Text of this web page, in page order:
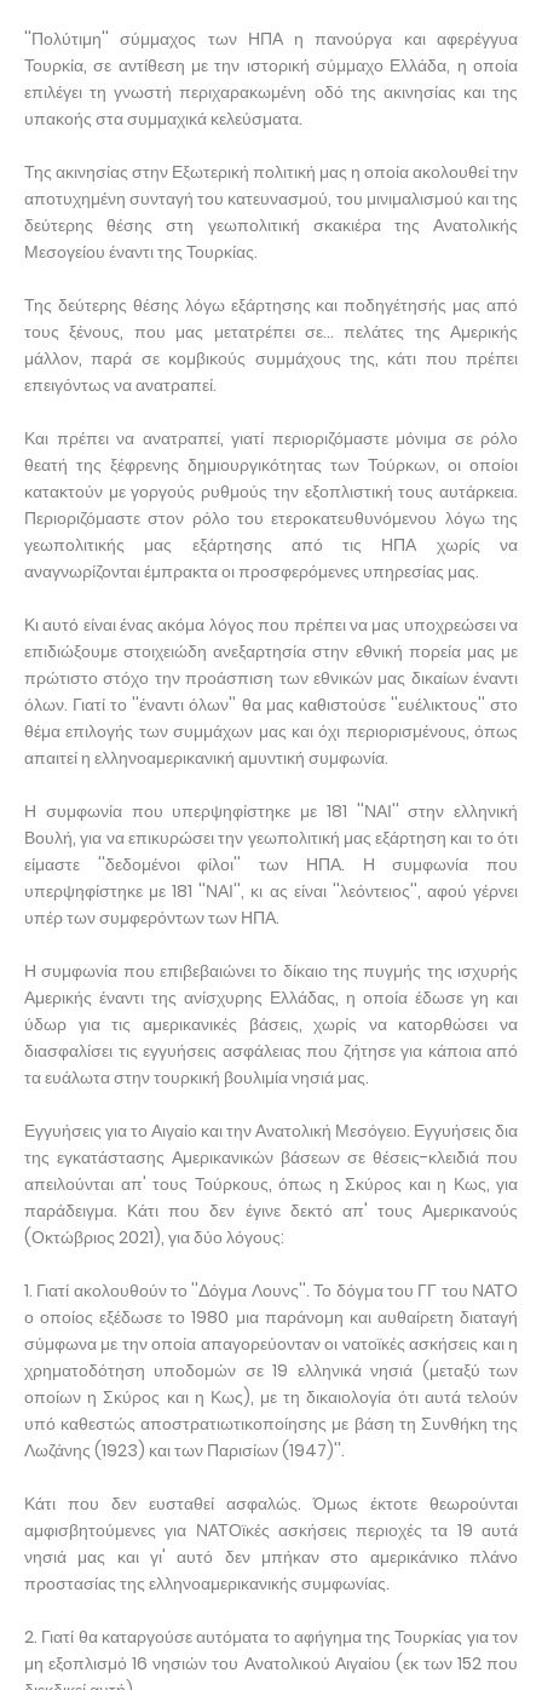
''Πολύτιμη'' σύμμαχος των ΗΠΑ η πανούργα και αφερέγγυα
Τουρκία, σε αντίθεση με την ιστορική σύμμαχο Ελλάδα, η οποία
επιλέγει τη γνωστή περιχαρακωμένη οδό της ακινησίας και της
υπακοής στα συμμαχικά κελεύσματα.
Της ακινησίας στην Εξωτερική πολιτική μας η οποία ακολουθεί την
αποτυχημένη συνταγή του κατευνασμού, του μινιμαλισμού και της
δεύτερης θέσης στη γεωπολιτική σκακιέρα της Ανατολικής
Μεσογείου έναντι της Τουρκίας.
Της δεύτερης θέσης λόγω εξάρτησης και ποδηγέτησής μας από
τους ξένους, που μας μετατρέπει σε... πελάτες της Αμερικής
μάλλον, παρά σε κομβικούς συμμάχους της, κάτι που πρέπει
επειγόντως να ανατραπεί.
Και πρέπει να ανατραπεί, γιατί περιοριζόμαστε μόνιμα σε ρόλο
θεατή της ξέφρενης δημιουργικότητας των Τούρκων, οι οποίοι
κατακτούν με γοργούς ρυθμούς την εξοπλιστική τους αυτάρκεια.
Περιοριζόμαστε στον ρόλο του ετεροκατευθυνόμενου λόγω της
γεωπολιτικής μας εξάρτησης από τις ΗΠΑ χωρίς να
αναγνωρίζονται έμπρακτα οι προσφερόμενες υπηρεσίας μας.
Κι αυτό είναι ένας ακόμα λόγος που πρέπει να μας υποχρεώσει να
επιδιώξουμε στοιχειώδη ανεξαρτησία στην εθνική πορεία μας με
πρώτιστο στόχο την προάσπιση των εθνικών μας δικαίων έναντι
όλων. Γιατί το ''έναντι όλων'' θα μας καθιστούσε ''ευέλικτους'' στο
θέμα επιλογής των συμμάχων μας και όχι περιορισμένους, όπως
απαιτεί η ελληνοαμερικανική αμυντική συμφωνία.
Η συμφωνία που υπερψηφίστηκε με 181 ''ΝΑΙ'' στην ελληνική
Βουλή, για να επικυρώσει την γεωπολιτική μας εξάρτηση και το ότι
είμαστε ''δεδομένοι φίλοι'' των ΗΠΑ. Η συμφωνία που
υπερψηφίστηκε με 181 ''ΝΑΙ'', κι ας είναι ''λεόντειος'', αφού γέρνει
υπέρ των συμφερόντων των ΗΠΑ.
Η συμφωνία που επιβεβαιώνει το δίκαιο της πυγμής της ισχυρής
Αμερικής έναντι της ανίσχυρης Ελλάδας, η οποία έδωσε γη και
ύδωρ για τις αμερικανικές βάσεις, χωρίς να κατορθώσει να
διασφαλίσει τις εγγυήσεις ασφάλειας που ζήτησε για κάποια από
τα ευάλωτα στην τουρκική βουλιμία νησιά μας.
Εγγυήσεις για το Αιγαίο και την Ανατολική Μεσόγειο. Εγγυήσεις δια
της εγκατάστασης Αμερικανικών βάσεων σε θέσεις-κλειδιά που
απειλούνται απ' τους Τούρκους, όπως η Σκύρος και η Κως, για
παράδειγμα. Κάτι που δεν έγινε δεκτό απ' τους Αμερικανούς
(Οκτώβριος 2021), για δύο λόγους:
1. Γιατί ακολουθούν το ''Δόγμα Λουνς''. Το δόγμα του ΓΓ του ΝΑΤΟ
ο οποίος εξέδωσε το 1980 μια παράνομη και αυθαίρετη διαταγή
σύμφωνα με την οποία απαγορεύονταν οι νατοϊκές ασκήσεις και η
χρηματοδότηση υποδομών σε 19 ελληνικά νησιά (μεταξύ των
οποίων η Σκύρος και η Κως), με τη δικαιολογία ότι αυτά τελούν
υπό καθεστώς αποστρατιωτικοποίησης με βάση τη Συνθήκη της
Λωζάνης (1923) και των Παρισίων (1947)''.
Κάτι που δεν ευσταθεί ασφαλώς. Όμως έκτοτε θεωρούνται
αμφισβητούμενες για ΝΑΤΟϊκές ασκήσεις περιοχές τα 19 αυτά
νησιά μας και γι' αυτό δεν μπήκαν στο αμερικάνικο πλάνο
προστασίας της ελληνοαμερικανικής συμφωνίας.
2. Γιατί θα καταργούσε αυτόματα το αφήγημα της Τουρκίας για τον
μη εξοπλισμό 16 νησιών του Ανατολικού Αιγαίου (εκ των 152 που